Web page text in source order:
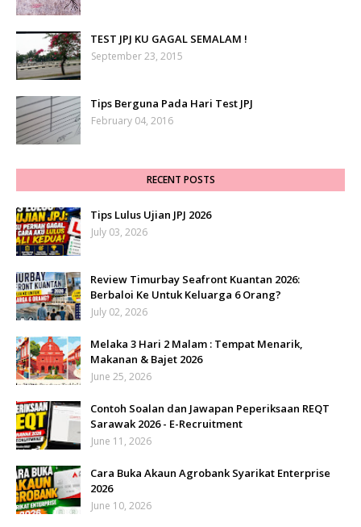
TEST JPJ KU GAGAL SEMALAM !
September 23, 2015
Tips Berguna Pada Hari Test JPJ
February 04, 2016
RECENT POSTS
Tips Lulus Ujian JPJ 2026
July 03, 2026
Review Timurbay Seafront Kuantan 2026:
Berbaloi Ke Untuk Keluarga 6 Orang?
July 02, 2026
Melaka 3 Hari 2 Malam : Tempat Menarik,
Makanan & Bajet 2026
June 25, 2026
Contoh Soalan dan Jawapan Peperiksaan REQT
Sarawak 2026 - E-Recruitment
June 11, 2026
Cara Buka Akaun Agrobank Syarikat Enterprise
2026
June 10, 2026